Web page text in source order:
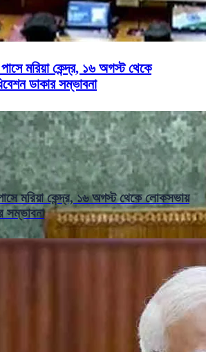
মরিয়া কেন্দ্র, ১৬ অগস্ট থেকে
ডাকার সম্ভাবনা
মরিয়া কেন্দ্র, ১৬ অগস্ট থেকে লোকসভায়
সম্ভাবনা